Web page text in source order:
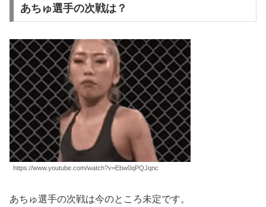
あちゅ選手の次戦は？
https://www.youtube.com/watch?v=Ebw0qPQJqnc
あちゅ選手の次戦は今のところ未定です。